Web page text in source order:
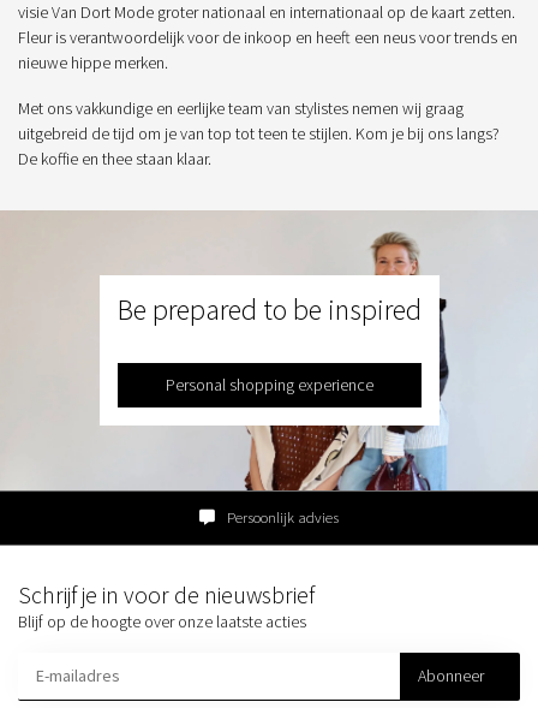
visie Van Dort Mode groter nationaal en internationaal op de kaart zetten.
Fleur is verantwoordelijk voor de inkoop en heeft een neus voor trends en
nieuwe hippe merken.
Met ons vakkundige en eerlijke team van stylistes nemen wij graag
uitgebreid de tijd om je van top tot teen te stijlen. Kom je bij ons langs?
De koffie en thee staan klaar.
Be prepared to be inspired
Personal shopping experience
Persoonlijk advies
Schrijf je in voor de nieuwsbrief
Blijf op de hoogte over onze laatste acties
Abonneer